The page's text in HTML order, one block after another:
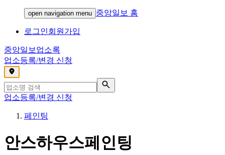
open navigation menu 중앙일보 홈
로그인회원가입
중앙일보 업소록
업소등록/변경 신청
,
업소등록/변경 신청
페인팅
안스하우스페인팅